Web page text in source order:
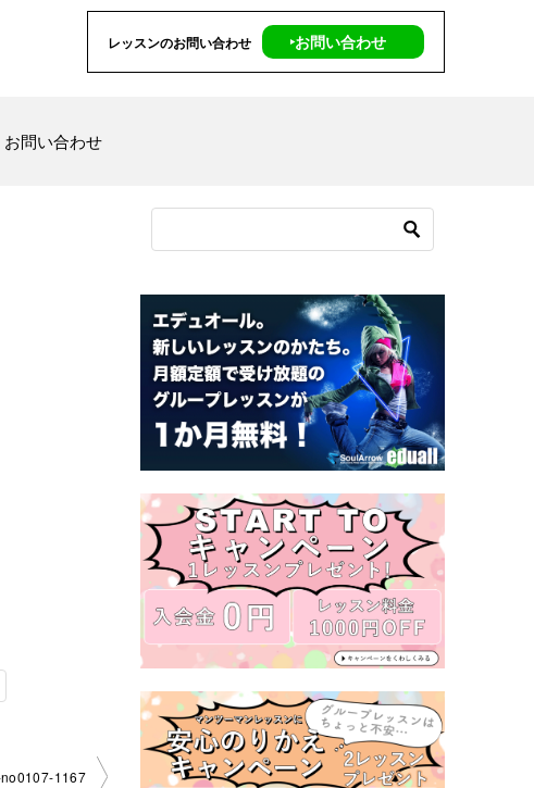
レッスンのお問い合わせ ‣お問い合わせ
お問い合わせ
no0107-1167